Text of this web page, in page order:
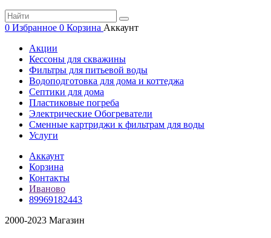
0 Избранное 0 Корзина Аккаунт
Акции
Кессоны для скважины
Фильтры для питьевой воды
Водоподготовка для дома и коттеджа
Септики для дома
Пластиковые погреба
Электрические Обогреватели
Сменные картриджи к фильтрам для воды
Услуги
Аккаунт
Корзина
Контакты
Иваново
89969182443
2000-2023 Магазин